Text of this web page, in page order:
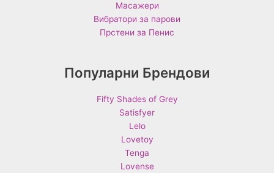
Масажери
Вибратори за парови
Прстени за Пенис
Популарни Брендови
Fifty Shades of Grey
Satisfyer
Lelo
Lovetoy
Tenga
Lovense